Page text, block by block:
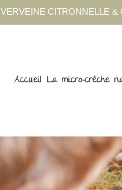
VERVEINE CITRONNELLE &
Accueil La micro-crèche